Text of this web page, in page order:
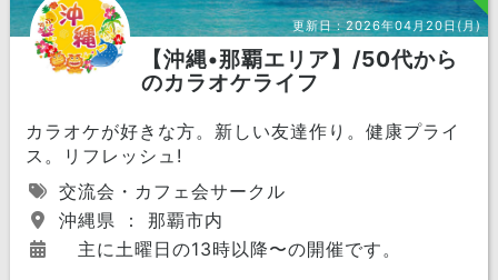
更新日：2026年04月20日(月)
【沖縄•那覇エリア】/50代から
のカラオケライフ
カラオケが好きな方。新しい友達作り。健康プライ
ス。リフレッシュ!
交流会・カフェ会サークル
沖縄県 ： 那覇市内
主に土曜日の13時以降〜の開催です。